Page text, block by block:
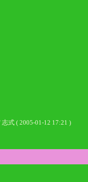
式 ( 2005-01-12 17:21 )